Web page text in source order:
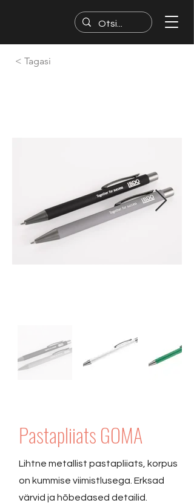
< Tagasi
Pastapliiats GOMA
Lihtne metallist pastapliiats, korpus
on kummise viimistlusega. Erksad
värvid ja hõbedased detailid.